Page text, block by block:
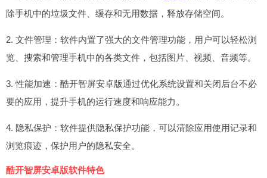
除手机中的垃圾文件、缓存和无用数据，释放存储空间。
2. 文件管理：软件内置了强大的文件管理功能，用户可以轻松浏
览、搜索和管理手机中的各类文件，包括图片、视频、音频等。
3. 性能加速：酷开智屏安卓版通过优化系统设置和关闭后台不必
要的应用，提升手机的运行速度和响应能力。
4. 隐私保护：软件提供隐私保护功能，可以清除应用使用记录和
浏览痕迹，保护用户的隐私安全。
酷开智屏安卓版软件特色